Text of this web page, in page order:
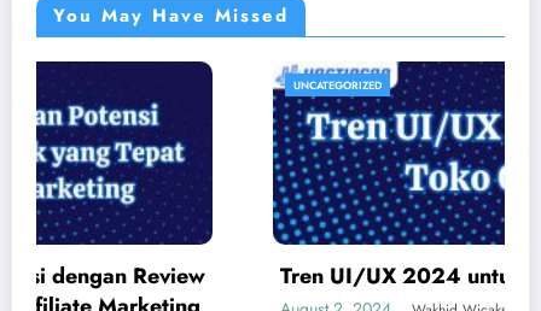
You May Have Missed
Tren UI/UX 2024 untuk Toko Online